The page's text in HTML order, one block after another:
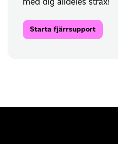
Starta fjärrsupport